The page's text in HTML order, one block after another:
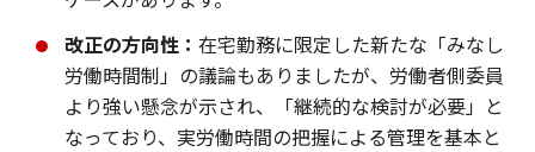
改正の方向性： 在宅勤務に限定した新たな「みなし
労働時間制」の議論もありましたが、労働者側委員
より強い懸念が示され、「継続的な検討が必要」と
なっており、実労働時間の把握による管理を基本と